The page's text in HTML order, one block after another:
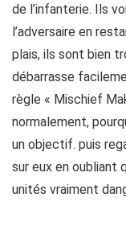
de l’infanterie. Ils
l’adversaire en
plais, ils sont bien
débarrasse
règle « Mischief
normalement,
un objectif. puis
sur eux en oubliant
unités vraiment